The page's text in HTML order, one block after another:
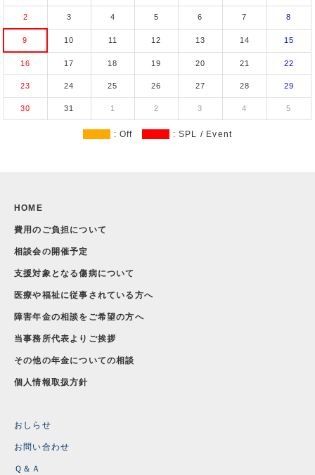
2 3 4 5 6 7 8
9 10 11 12 13 14 15
16 17 18 19 20 21 22
23 24 25 26 27 28 29
30 31 1 2 3 4 5
: Off : SPL / Event
HOME
費用のご負担について
相談会の開催予定
支援対象となる傷病について
医療や福祉に従事されている方へ
障害年金の相談をご希望の方へ
当事務所代表よりご挨拶
その他の年金についての相談
個人情報取扱方針
おしらせ
お問い合わせ
Ｑ＆Ａ